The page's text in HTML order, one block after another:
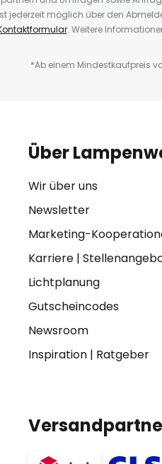
jederzeit möglich über den
. Weitere
*Ab einem Mindestkaufpreis
Über
Wir über uns
Newsletter
Marketing-
Karriere|
Lichtplanung
Gutscheincodes
Newsroom
Inspiration| Ratgeber